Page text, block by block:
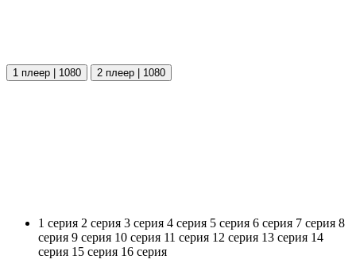
1 плеер | 1080 2 плеер | 1080
1 серия 2 серия 3 серия 4 серия 5 серия 6 серия 7 серия 8
серия 9 серия 10 серия 11 серия 12 серия 13 серия 14
серия 15 серия 16 серия